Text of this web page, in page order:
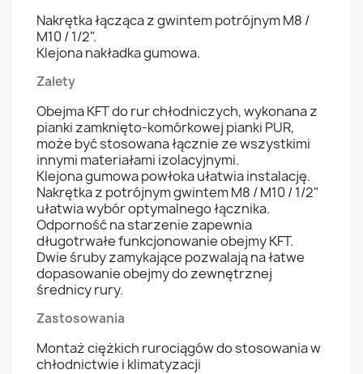
Nakrętka łącząca z gwintem potrójnym M8 /
M10 / 1/2".
Klejona nakładka gumowa.
Zalety
Obejma KFT do rur chłodniczych, wykonana z
pianki zamknięto-komórkowej pianki PUR,
może być stosowana łącznie ze wszystkimi
innymi materiałami izolacyjnymi.
Klejona gumowa powłoka ułatwia instalację.
Nakrętka z potrójnym gwintem M8 / M10 / 1/2"
ułatwia wybór optymalnego łącznika.
Odporność na starzenie zapewnia
długotrwałe funkcjonowanie obejmy KFT.
Dwie śruby zamykające pozwalają na łatwe
dopasowanie obejmy do zewnętrznej
średnicy rury.
Zastosowania
Montaż ciężkich rurociągów do stosowania w
chłodnictwie i klimatyzacji